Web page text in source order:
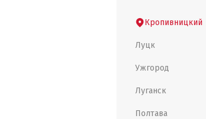
Кропивницкий
Луцк
Ужгород
Луганск
Полтава